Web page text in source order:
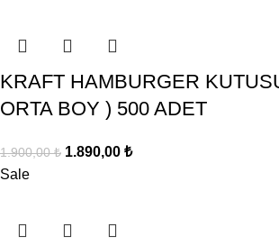
KRAFT HAMBURGER
ORTA BOY ) 500 ADET
1.900,00₺ 1.890,00 ₺
Sale